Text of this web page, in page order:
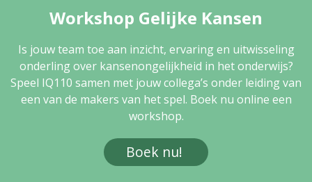
Workshop Gelijke Kansen
Is jouw team toe aan inzicht, ervaring en uitwisseling
onderling over kansenongelijkheid in het onderwijs?
Speel IQ110 samen met jouw collega’s onder leiding van
een van de makers van het spel. Boek nu online een
workshop.
Boek nu!